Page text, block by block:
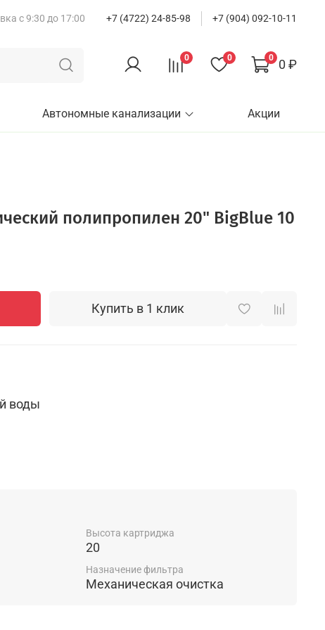
с 9:30 до 17:00 +7 (4722) 24-85-98 +7 (904) 092-10-11
0 0 0 0 ₽
Автономные канализации Акции
полипропилен 20" BigBlue 10
Купить в 1 клик
воды
10 mkm
механические взвеси, ил, окалину
30 л/мин.
Высота картриджа
20
Назначение фильтра
Механическая очистка